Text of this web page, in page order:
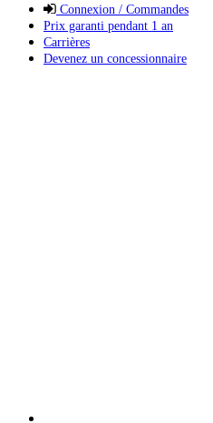
Connexion / Commandes
Prix garanti pendant 1 an
Carrières
Devenez un concessionnaire